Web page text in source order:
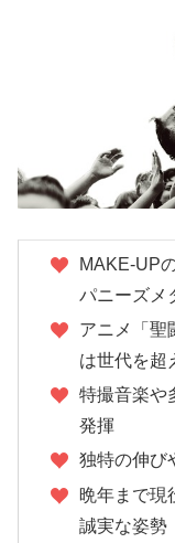
MAKE-UP
パニーズメ
アニメ「聖
は世代を超
特撮音楽や
発揮
独特の伸び
晩年まで現
誠実な姿勢